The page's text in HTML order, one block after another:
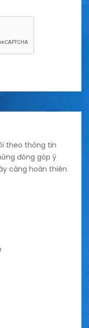
theo thông tin
đóng góp ý
càng hoàn thiên